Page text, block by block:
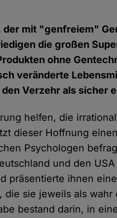
der mit "genfreiem"
die großen
ohne
veränderte
Verzehr als sicher
helfen, die
dieser Hoffnung
Psychologen
und den
präsentierte ihnen
die sie jeweils als
bestand darin, in